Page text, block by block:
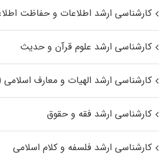
کارشناسی ارشد اطلاعات و حفاظت
کارشناسی ارشد علوم قرآن و حدیث
کارشناسی ارشد الهیات و معارف
کارشناسی ارشد فقه و حقوق
کارشناسی ارشد فلسفه و کلام اسلامی